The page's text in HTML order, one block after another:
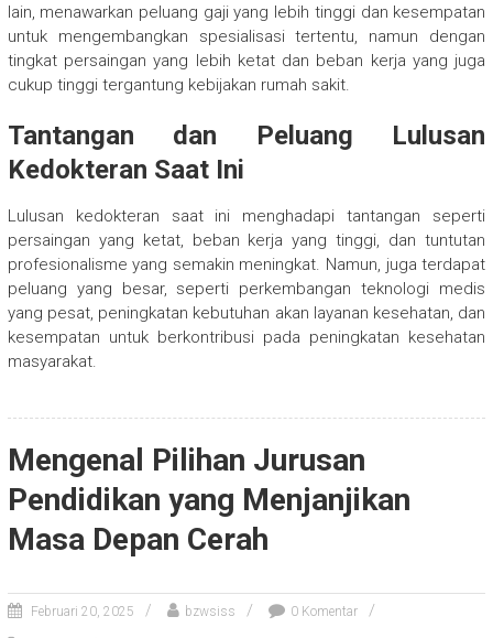
lain, menawarkan peluang gaji yang lebih tinggi dan kesempatan
untuk mengembangkan spesialisasi tertentu, namun dengan
tingkat persaingan yang lebih ketat dan beban kerja yang juga
cukup tinggi tergantung kebijakan rumah sakit.
Tantangan dan Peluang Lulusan
Kedokteran Saat Ini
Lulusan kedokteran saat ini menghadapi tantangan seperti
persaingan yang ketat, beban kerja yang tinggi, dan tuntutan
profesionalisme yang semakin meningkat. Namun, juga terdapat
peluang yang besar, seperti perkembangan teknologi medis
yang pesat, peningkatan kebutuhan akan layanan kesehatan, dan
kesempatan untuk berkontribusi pada peningkatan kesehatan
masyarakat.
Mengenal Pilihan Jurusan
Pendidikan yang Menjanjikan
Masa Depan Cerah
Februari 20, 2025 bzwsiss 0 Komentar